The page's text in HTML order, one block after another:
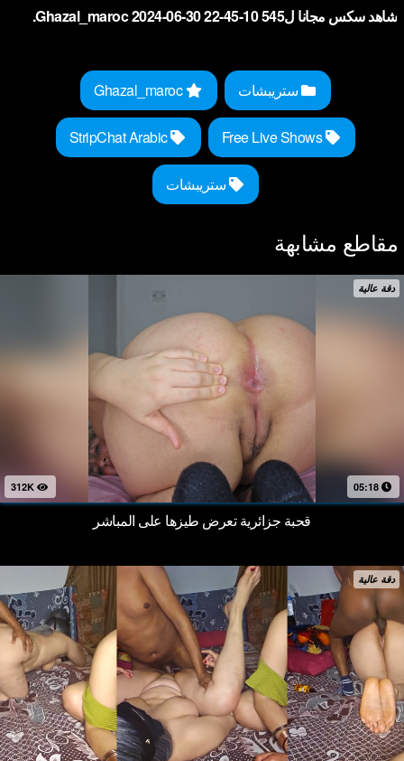
شاهد سكس مجانا لGhazal_maroc 2024-06-30 22-45-10 545.
ستريبشات Ghazal_maroc
Free Live Shows
StripChat Arabic
ستريبشات
مقاطع مشابهة
دقة عالية
05:18
قحبة جزائرية تعرض طيزها على المباشر
دقة عالية